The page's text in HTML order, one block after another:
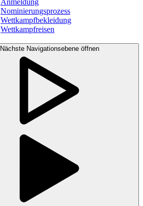
Nominierungsprozess
Wettkampfbekleidung
Wettkampfreisen
Nächste Navigationsebene öffnen